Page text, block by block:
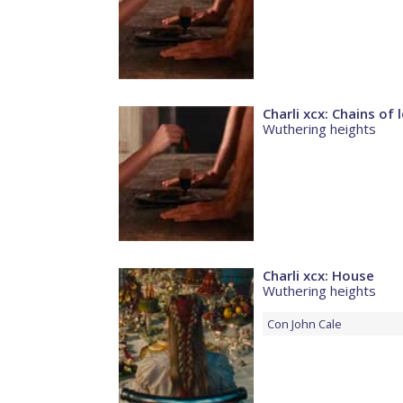
Charli xcx: Chains of
Wuthering heights
Charli xcx: House
Wuthering heights
Con John Cale